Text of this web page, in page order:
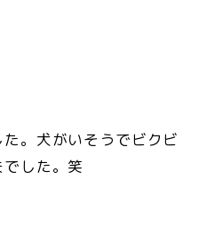
。犬がいそうでビクビ
した。笑